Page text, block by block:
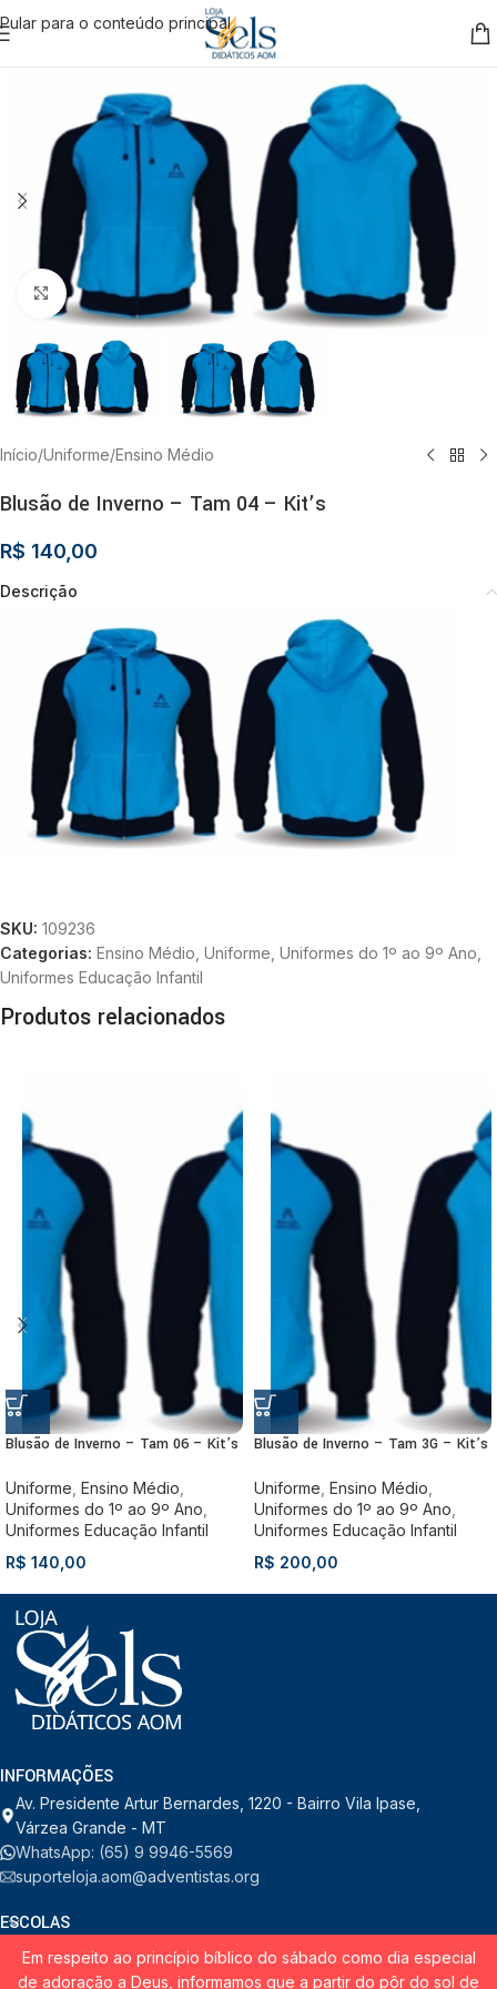
Pular para o conteúdo principal
Clique para ampliar
Início/Uniforme/Ensino Médio
Blusão de Inverno – Tam 04 – Kit’s
R$ 140,00
Descrição
SKU: 109236
Categorias: Ensino Médio Uniforme Uniformes do 1º ao 9º Ano
Uniformes Educação Infantil
Produtos relacionados
Blusão de Inverno – Tam 06 – Kit’s
Uniforme Ensino Médio
Uniformes do 1º ao 9º Ano
Uniformes Educação Infantil
R$ 140,00
Blusão de Inverno – Tam 3G – Kit’s
Uniforme Ensino Médio
Uniformes do 1º ao 9º Ano
Uniformes Educação Infantil
R$ 200,00
INFORMAÇÕES
Av. Presidente Artur Bernardes, 1220 - Bairro Vila Ipase,
Várzea Grande - MT
WhatsApp: (65) 9 9946-5569
suporteloja.aom@adventistas.org
ESCOLAS
INSTITUCIONAL
Em respeito ao princípio bíblico do sábado como dia especial
de adoração a Deus, informamos que a partir do pôr do sol de